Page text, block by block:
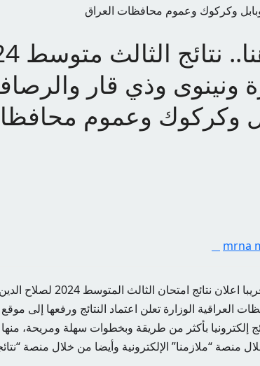
وكركوك وعموم محافظات العراق
ونينوى وذي قار
وكركوك وعموم
mrna
وزارة التربية العراقية تعلن
العراقية الوزارة تعلن اعتماد النتائج ورفعها إلى موقع
إلكترونيا بأكثر من طريقة وبخطوات سهلة ومريحة،
منصة “ملازمنا” الإلكترونية وأيضا من خلال منصة